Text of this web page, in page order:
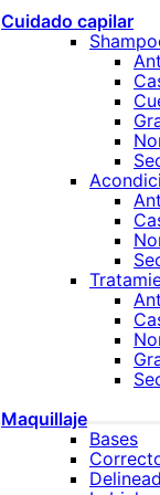
Cuidado capilar
Maquillaje
Bases